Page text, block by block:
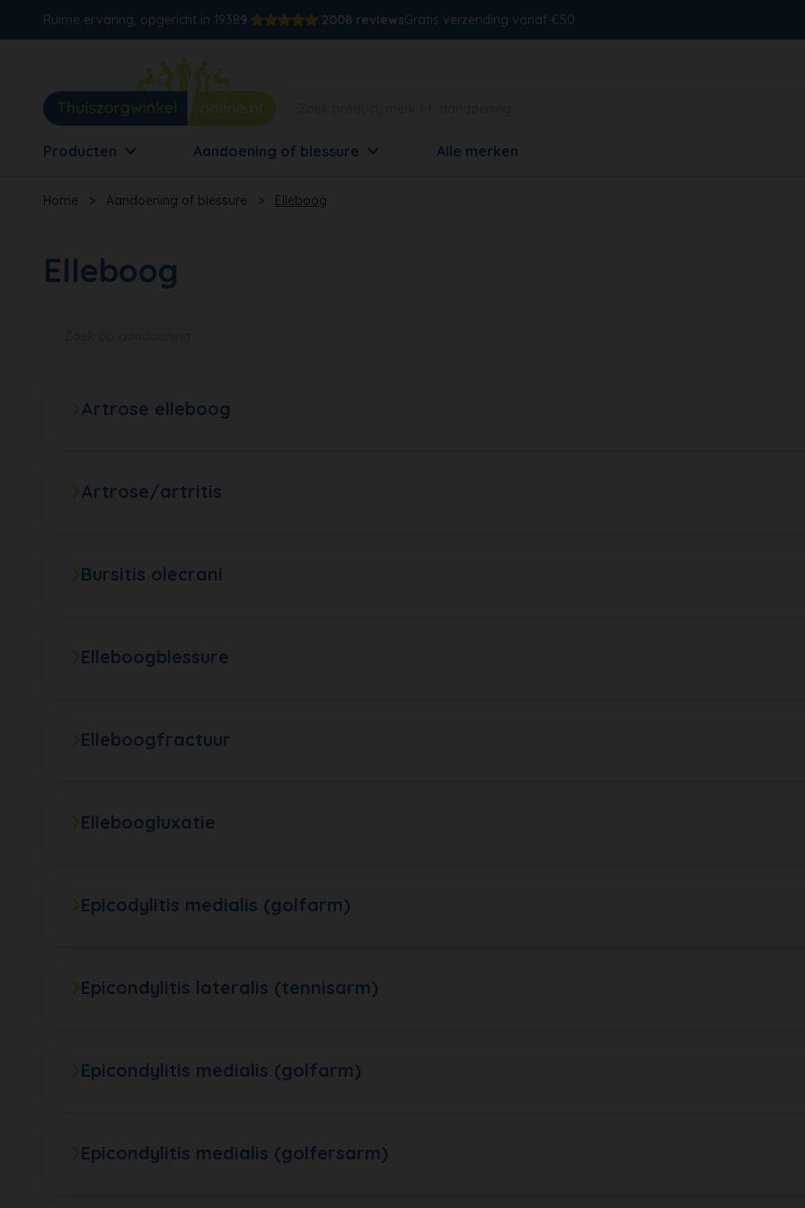
Ruime ervaring, opgericht in 19389 2008 reviewsGratis verzending vanaf €50
Producten Aandoening of blessure Alle merken
Home > Aandoening of blessure > Elleboog
Elleboog
Artrose elleboog
Artrose/artritis
Bursitis olecrani
Elleboogblessure
Elleboogfractuur
Elleboogluxatie
Epicodylitis medialis (golfarm)
Epicondylitis lateralis (tennisarm)
Epicondylitis medialis (golfarm)
Epicondylitis medialis (golfersarm)